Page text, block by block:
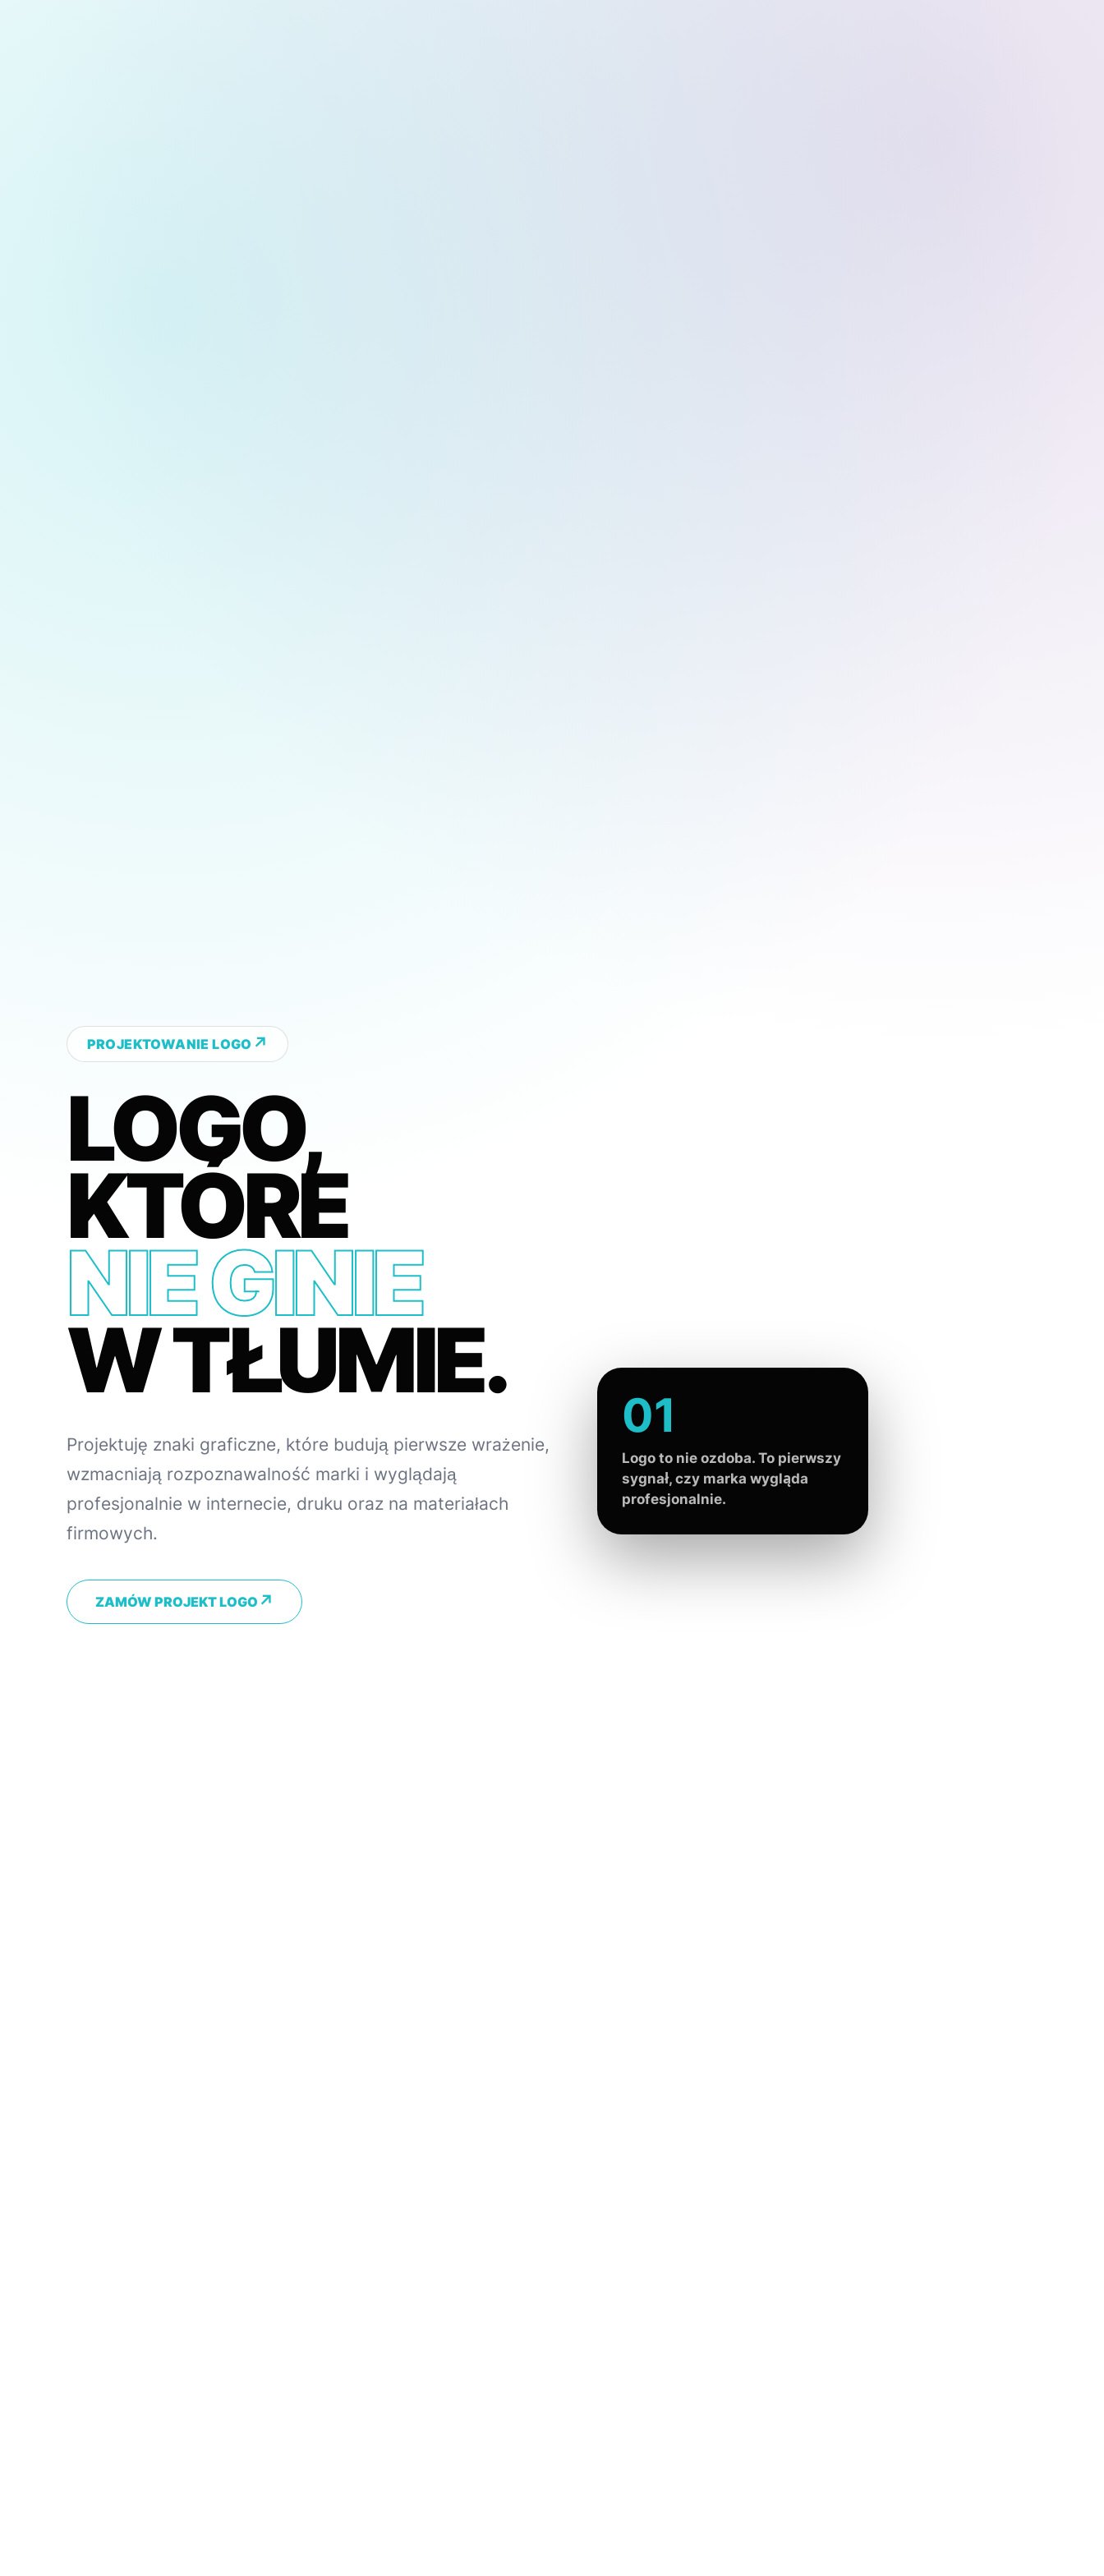
PROJEKTOWANIE LOGO
LOGO,
KTÓRE
NIE GINIE
W TŁUMIE.
Projektuję znaki graficzne, które budują pierwsze wrażenie,
wzmacniają rozpoznawalność marki i wyglądają
profesjonalnie w internecie, druku oraz na materiałach
firmowych.
ZAMÓW PROJEKT LOGO
01
Logo to nie ozdoba. To pierwszy
sygnał, czy marka wygląda
profesjonalnie.